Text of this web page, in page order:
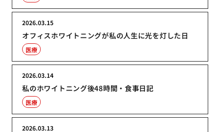
オフィスホワイトニングが私の人生に光を灯した日
2026.03.15
医療
私のホワイトニング後48時間・食事日記
2026.03.14
医療
2026.03.13